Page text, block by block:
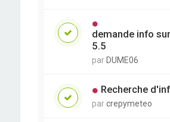
demande info
5.5
par DUME06
Recherche
parcrepymeteo